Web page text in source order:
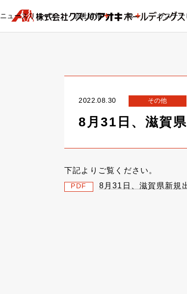
ニュースリリース 会社情報 IR サステナ
2022.08.30 その他
8月31日、滋賀
下記よりご覧ください。
PDF 8月31日、滋賀県新規